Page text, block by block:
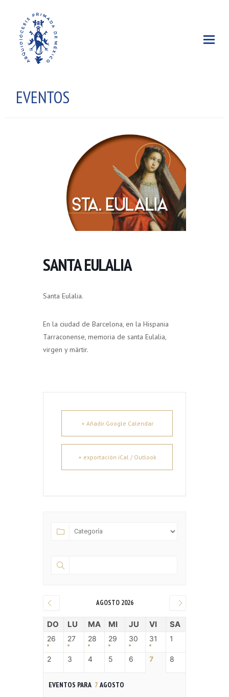
EVENTOS
SANTA EULALIA
Santa Eulalia.
En la ciudad de Barcelona, en la Hispania
Tarraconense, memoria de santa Eulalia,
virgen y mártir.
+ Añadir Google Calendar
+ exportación iCal / Outlook
AGOSTO 2026
DO LU MA MI JU VI SA
26 27 28 29 30 31 1
2 3 4 5 6 7 8
EVENTOS PARA 7 AGOSTO